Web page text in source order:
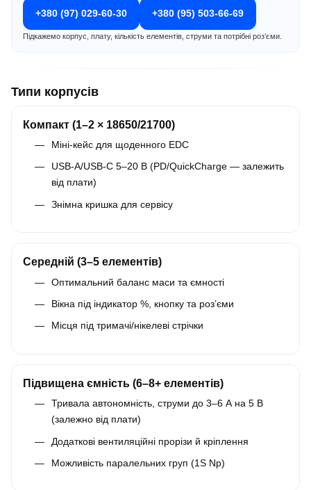
+380 (97) 029-60-30 +380 (95) 503-66-69
Підкажемо корпус, плату, кількість елементів, струми та потрібні роз’єми.
Типи корпусів
Компакт (1–2 × 18650/21700)
Міні-кейс для щоденного EDC
USB-A/USB-C 5–20 В (PD/QuickCharge — залежить
від плати)
Знімна кришка для сервісу
Середній (3–5 елементів)
Оптимальний баланс маси та ємності
Вікна під індикатор %, кнопку та роз’єми
Місця під тримачі/нікелеві стрічки
Підвищена ємність (6–8+ елементів)
Тривала автономність, струми до 3–6 А на 5 В
(залежно від плати)
Додаткові вентиляційні прорізи й кріплення
Можливість паралельних груп (1S Np)